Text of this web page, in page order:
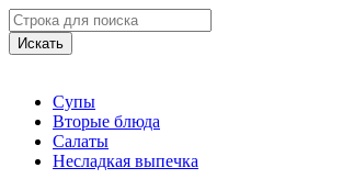
Искать
Супы
Вторые блюда
Салаты
Несладкая выпечка